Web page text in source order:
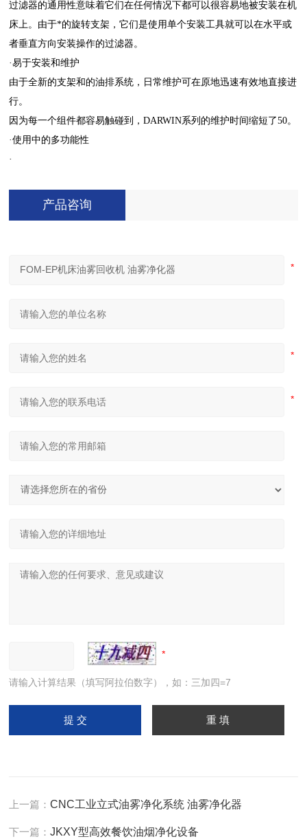
过滤器的通用性意味着它们在任何情况下都可以很容易地被安装在机
床上。由于*的旋转支架，它们是使用单个安装工具就可以在水平或
者垂直方向安装操作的过滤器。
·易于安装和维护
由于全新的支架和的油排系统，日常维护可在原地迅速有效地直接进
行。
因为每一个组件都容易触碰到，DARWIN系列的维护时间缩短了50。
·使用中的多功能性
·
产品咨询
请输入计算结果（填写阿拉伯数字），如：三加四=7
上一篇：CNC工业立式油雾净化系统 油雾净化器
下一篇：JKXY型高效餐饮油烟净化设备